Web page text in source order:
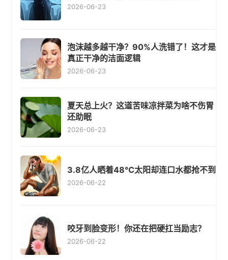
2026-06-23
泡沫越多越干净？90%人洗错了！这才是
真正干净的洁面逻辑
2026-06-23
夏天总上火？这道苦味凉拌菜为啥不伤胃
还助眠
2026-06-23
3.8亿人晒着48℃太阳却连口水都抢不到
2026-06-22
咬牙到脸变形！你还在把硬扛当励志？
2026-06-22